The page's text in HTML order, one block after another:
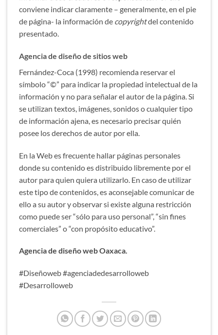
conviene indicar claramente – generalmente, en el pie
de página- la información de copyrightdel contenido
presentado.
Agencia de diseño de sitios web
Fernández-Coca (1998) recomienda reservar el
símbolo “©” para indicar la propiedad intelectual de la
información y no para señalar el autor de la página. Si
se utilizan textos, imágenes, sonidos o cualquier tipo
de información ajena, es necesario precisar quién
posee los derechos de autor por ella.
En la Web es frecuente hallar páginas personales
donde su contenido es distribuido libremente por el
autor para quien quiera utilizarlo. En caso de utilizar
este tipo de contenidos, es aconsejable comunicar de
ello a su autor y observar si existe alguna restricción
como puede ser “sólo para uso personal”, “sin fines
comerciales” o “con propósito educativo”.
Agencia de diseño web Oaxaca.
#Diseñoweb #agenciadedesarrolloweb
#Desarrolloweb